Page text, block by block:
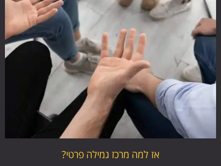
אז למה מרכז גמילה פרטי?